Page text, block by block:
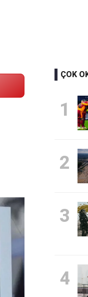
ÇOK
1
2
3
4